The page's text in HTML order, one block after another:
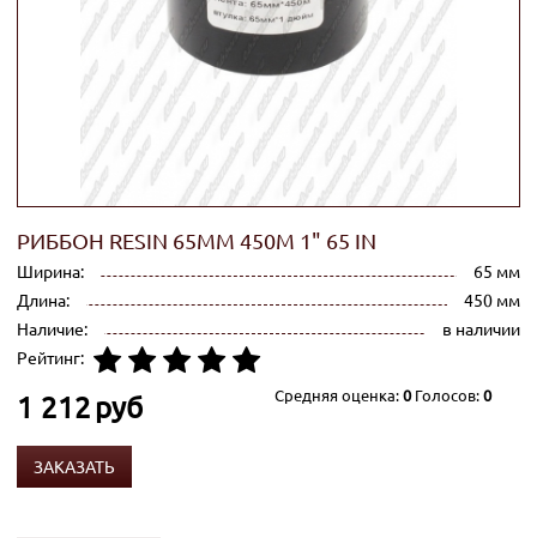
РИББОН RESIN 65ММ 450М 1" 65 IN
Ширина:
65 мм
Длина:
450 мм
Наличие:
в наличии
Рейтинг:
Средняя оценка:0Голосов:0
1 212 руб
ЗАКАЗАТЬ